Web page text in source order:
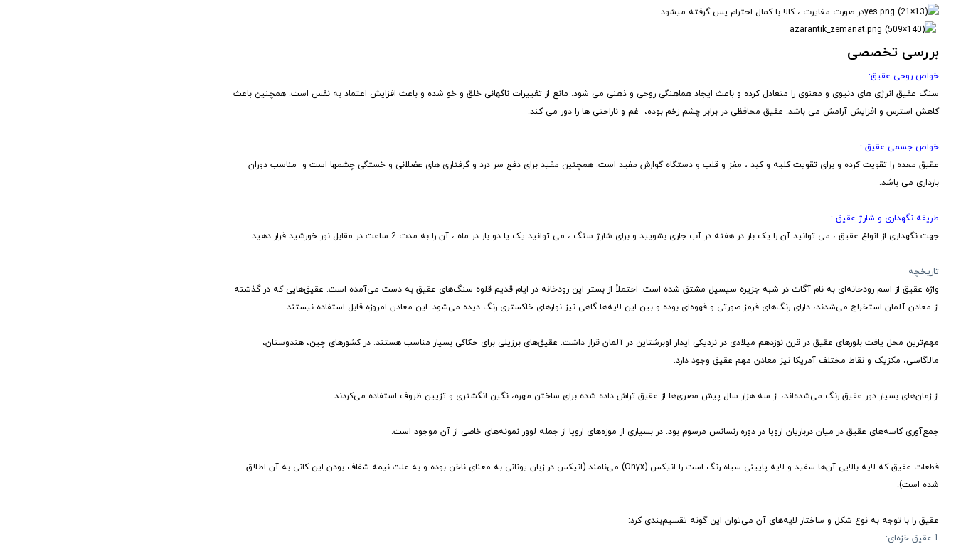
در صورت مغایرت ، کالا با کمال احترام پس گرفته میشود
بررسی تخصصی
خواص روحی عقیق:
سنگ عقیق انرژی های دنیوی و معنوی را متعادل کرده و باعث ایجاد هماهنگی روحی و ذهنی می شود. مانع از تغییرات ناگهانی خلق و خو شده و باعث افزایش اعتماد به نفس است. همچنین باعث
کاهش استرس و افزایش آرامش می باشد. عقیق محافظی در برابر چشم زخم بوده، غم و ناراحتی ها را دور می کند.
خواص جسمی عقیق :
عقیق معده را تقویت کرده و برای تقویت کلیه و کبد ، مغز و قلب و دستگاه گوارش مفید است. همچنین مفید برای دفع سر درد و گرفتاری های عضلانی و خستگی چشمها است و مناسب دوران
بارداری می باشد.
طریقه نگهداری و شارژ عقیق :
جهت نگهداری از انواع عقیق ، می توانید آن را یک بار در هفته در آب جاری بشویید و برای شارژ سنگ ، می توانید یک یا دو بار در ماه ، آن را به مدت 2 ساعت در مقابل نور خورشید قرار دهید.
تاریخچه
واژه عقیق از اسم رودخانه‌ای به نام آگات در شبه جزیره سیسیل مشتق شده است. احتملاً از بستر این رودخانه در ایام قدیم قلوه سنگ‌های عقیق به دست می‌آمده است. عقیق‌هایی که در گذشته
از معادن آلمان استخراج می‌شدند، دارای رنگ‌های قرمز صورتی و قهوه‌ای بوده و بین این لایه‌ها گاهی نیز نوارهای خاکستری رنگ دیده می‌شود. این معادن امروزه قابل استفاده نیستند.
مهم‌ترین محل یافت بلورهای عقیق در قرن نوزدهم میلادی در نزدیکی ایدار اوبرشتاین در آلمان قرار داشت. عقیق‌های برزیلی برای حکاکی بسیار مناسب هستند. در کشورهای چین، هندوستان،
مالاگاسی، مکزیک و نقاط مختلف آمریکا نیز معادن مهم عقیق وجود دارد.
از زمان‌های بسیار دور عقیق رنگ می‌شده‌اند، از سه هزار سال پیش مصری‌ها از عقیق تراش داده شده برای ساختن مهره، نگین انگشتری و تزیین ظروف استفاده می‌کردند.
جمع‌آوری کاسه‌های عقیق در میان درباریان اروپا در دوره رنسانس مرسوم بود. در بسیاری از موزه‌های اروپا از جمله لوور نمونه‌های خاصی از آن موجود است.
قطعات عقیق که لایه بالایی آن‌ها سفید و لایه پایینی سیاه رنگ است را انیکس (Onyx) می‌نامند (انیکس در زبان یونانی به معنای ناخن بوده و به علت نیمه شفاف بودن این کانی به آن اطلاق
شده است).
عقیق را با توجه به نوع شکل و ساختار لایه‌های آن می‌توان این گونه تقسیم‌بندی کرد:
1-عقیق خزه‌ای: